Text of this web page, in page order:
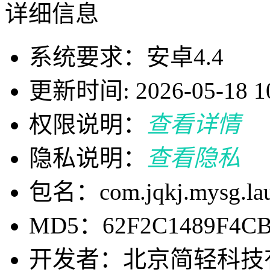
详细信息
系统要求：安卓4.4
更新时间: 2026-05-18
权限说明：
查看详情
隐私说明：
查看隐私
包名：
MD5：
开发者：北京简轻科